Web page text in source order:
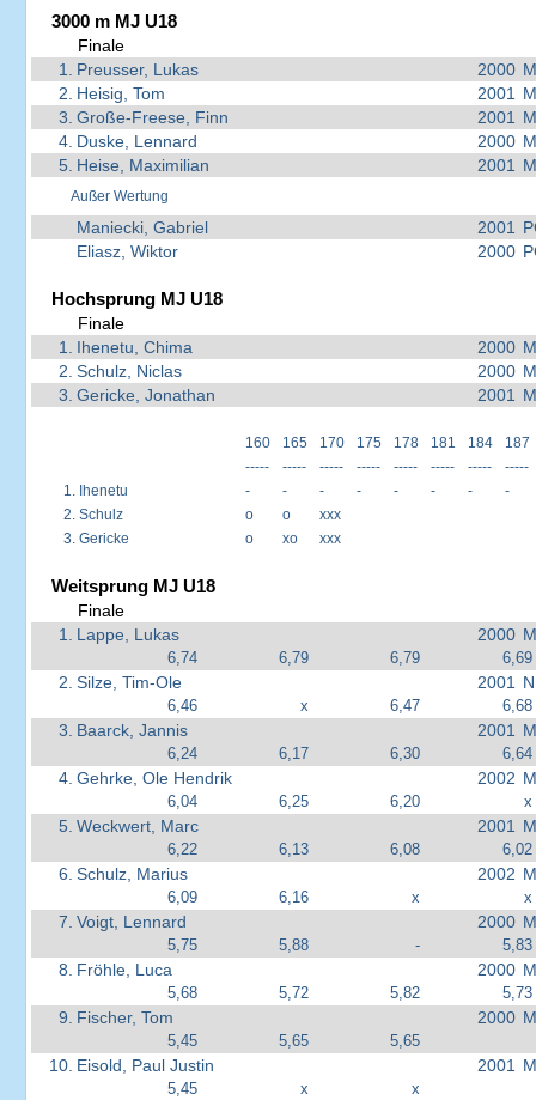
3000 m MJ U18
Finale
1.
Preusser, Lukas 2000
2. Heisig, Tom 2001
3. Große-Freese, Finn 2001
4. Duske, Lennard 2000
5. Heise, Maximilian 2001
Außer Wertung
Maniecki, Gabriel 2001
Eliasz, Wiktor
2000
Hochsprung MJ U18
Finale
1.
Ihenetu, Chima 2000
2. Schulz, Niclas 2000
3. Gericke, Jonathan 2001
160 165 170 175 178 181 184
187
-----
----- ----- ----- ----- ----- -----
-----
1. Ihenetu - - - - - - -
-
2. Schulz o o
xxx
3. Gericke o xo xxx
Weitsprung MJ U18
Finale
1.
Lappe, Lukas 2000
6,74 6,79 6,79 6,69
2. Silze, Tim-Ole 2001
6,46 x 6,47 6,68
3. Baarck, Jannis 2001
6,24 6,17 6,30 6,64
4. Gehrke, Ole Hendrik 2002
6,04 6,25 6,20 x
5. Weckwert, Marc 2001
6,22 6,13 6,08 6,02
6. Schulz, Marius 2002
6,09 6,16 x x
7. Voigt, Lennard 2000
5,75 5,88 - 5,83
8. Fröhle, Luca 2000
5,68 5,72 5,82 5,73
9. Fischer, Tom 2000
5,45 5,65 5,65
10. Eisold, Paul Justin 2001
5,45 x x